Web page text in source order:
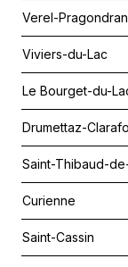
Verel-Pragondran
Viviers-du-Lac
Le Bourget-du-
Drumettaz-
Saint-Thibaud-
Curienne
Saint-Cassin